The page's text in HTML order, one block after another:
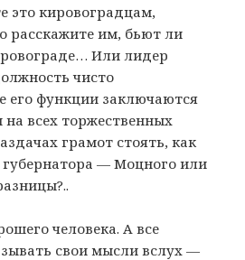
это кировоградцам,
расскажите им, бьют ли
Или лидер
чисто
его функции заключаются
всех торжественных
грамот стоять, как
губернатора — Моцного или
человека. А все
свои мысли вслух —